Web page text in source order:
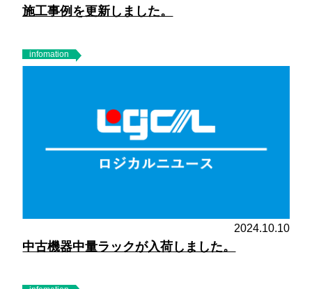
施工事例を更新しました。
infomation
2024.10.10
中古機器中量ラックが入荷しました。